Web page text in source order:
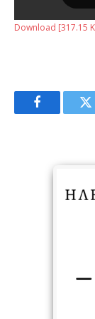
Download [317.15
Facebook